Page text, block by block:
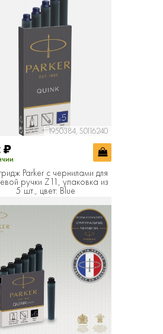
1950384, S0116240
₽
Parker с чернилами для
ручки Z11, упаковка из
5 шт., цвет: Blue